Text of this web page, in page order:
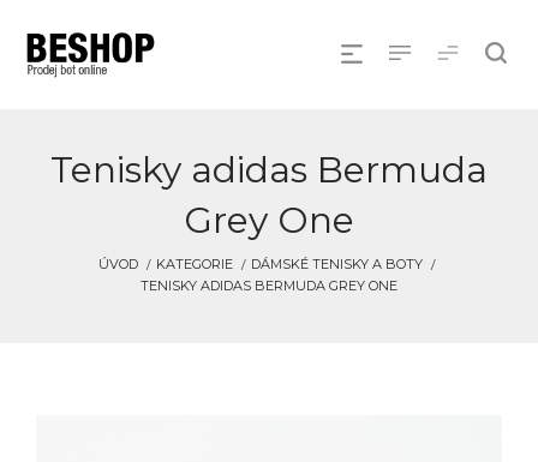
Tenisky adidas Bermuda
Grey One
ÚVOD KATEGORIE
DÁMSKÉ TENISKY A BOTY
TENISKY ADIDAS BERMUDA GREY ONE